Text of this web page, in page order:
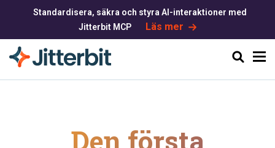
Sök
Standardisera, säkra och styra AI-interaktioner med
Jitterbit MCP
Läs mer
Den första